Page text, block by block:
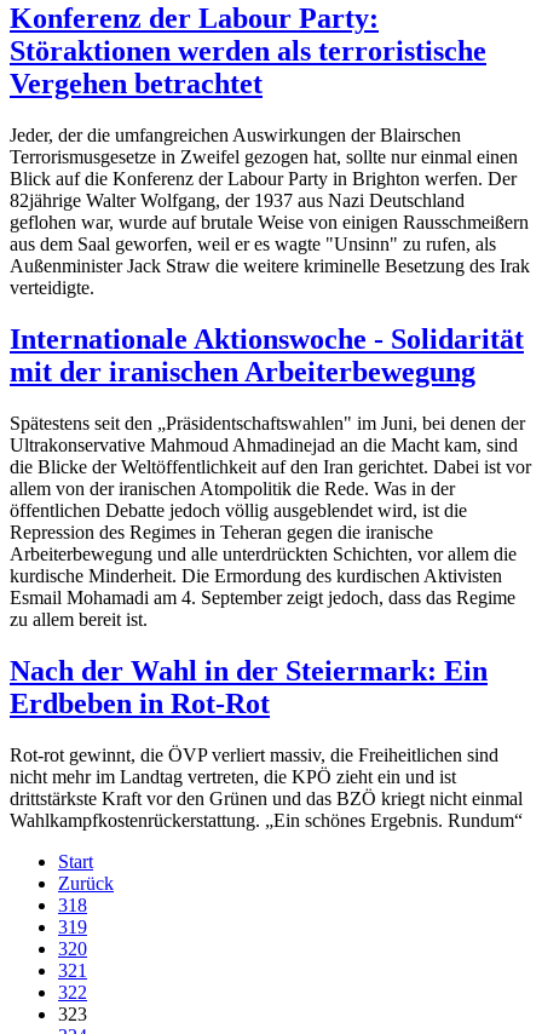
Konferenz der Labour Party:
Störaktionen werden als terroristische
Vergehen betrachtet
Jeder, der die umfangreichen Auswirkungen der Blairschen
Terrorismusgesetze in Zweifel gezogen hat, sollte nur einmal einen
Blick auf die Konferenz der Labour Party in Brighton werfen. Der
82jährige Walter Wolfgang, der 1937 aus Nazi Deutschland
geflohen war, wurde auf brutale Weise von einigen Rausschmeißern
aus dem Saal geworfen, weil er es wagte "Unsinn" zu rufen, als
Außenminister Jack Straw die weitere kriminelle Besetzung des Irak
verteidigte.
Internationale Aktionswoche - Solidarität
mit der iranischen Arbeiterbewegung
Spätestens seit den „Präsidentschaftswahlen" im Juni, bei denen der
Ultrakonservative Mahmoud Ahmadinejad an die Macht kam, sind
die Blicke der Weltöffentlichkeit auf den Iran gerichtet. Dabei ist vor
allem von der iranischen Atompolitik die Rede. Was in der
öffentlichen Debatte jedoch völlig ausgeblendet wird, ist die
Repression des Regimes in Teheran gegen die iranische
Arbeiterbewegung und alle unterdrückten Schichten, vor allem die
kurdische Minderheit. Die Ermordung des kurdischen Aktivisten
Esmail Mohamadi am 4. September zeigt jedoch, dass das Regime
zu allem bereit ist.
Nach der Wahl in der Steiermark: Ein
Erdbeben in Rot-Rot
Rot-rot gewinnt, die ÖVP verliert massiv, die Freiheitlichen sind
nicht mehr im Landtag vertreten, die KPÖ zieht ein und ist
drittstärkste Kraft vor den Grünen und das BZÖ kriegt nicht einmal
Wahlkampfkostenrückerstattung. „Ein schönes Ergebnis. Rundum“
Start
Zurück
318
319
320
321
322
323